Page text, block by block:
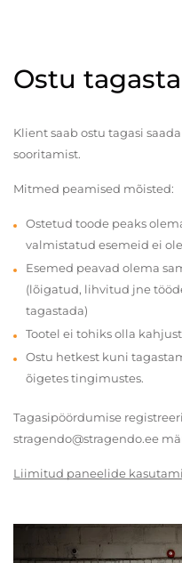
Ostu
Klient saab ostu tagasi
sooritamist.
Mitmed peamised mõisted:
Ostetud toode peaks
valmistatud esemeid ei
Esemed peavad olema
(lõigatud, lihvitud jne
tagastada)
Tootel ei tohiks olla
Ostu hetkest kuni
õigetes tingimustes.
Tagasipöördumise
stragendo@stragendo.ee
Liimitud paneelide